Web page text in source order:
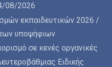
08/2026
εκπαιδευτικών 2026 /
υποψήφιων
σε κενές οργανικές
Ειδικής